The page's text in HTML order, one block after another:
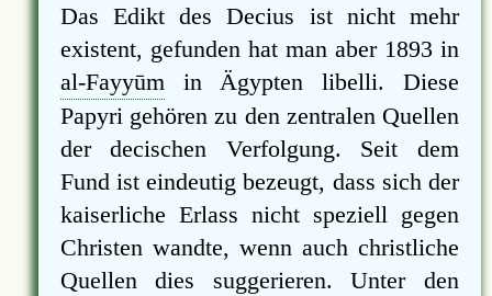
Das Edikt des Decius ist nicht mehr
existent, gefunden hat man aber 1893 in
al-Fayyūm in Ägypten libelli. Diese
Papyri gehören zu den zentralen Quellen
der decischen Verfolgung. Seit dem
Fund ist eindeutig bezeugt, dass sich der
kaiserliche Erlass nicht speziell gegen
Christen wandte, wenn auch christliche
Quellen dies suggerieren. Unter den